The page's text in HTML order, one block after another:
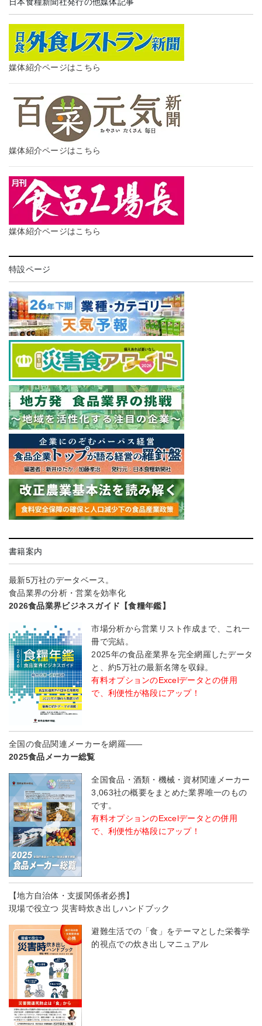
媒体紹介ページはこちら
媒体紹介ページはこちら
媒体紹介ページはこちら
特設ページ
書籍案内
最新5万社のデータベース。
食品業界の分析・営業を効率化
2026食品業界ビジネスガイド【食糧年鑑】
市場分析から営業リスト作成まで、これ一
冊で完結。
2025年の食品産業界を完全網羅したデータ
と、約5万社の最新名簿を収録。
有料オプションのExcelデータとの併用
で、利便性が格段にアップ！
全国の食品関連メーカーを網羅――
2025食品メーカー総覧
全国食品・酒類・機械・資材関連メーカー
3,063社の概要をまとめた業界唯一のもの
です。
有料オプションのExcelデータとの併用
で、利便性が格段にアップ！
【地方自治体・支援関係者必携】
現場で役立つ 災害時炊き出しハンドブック
避難生活での「食」をテーマとした栄養学
的視点での炊き出しマニュアル